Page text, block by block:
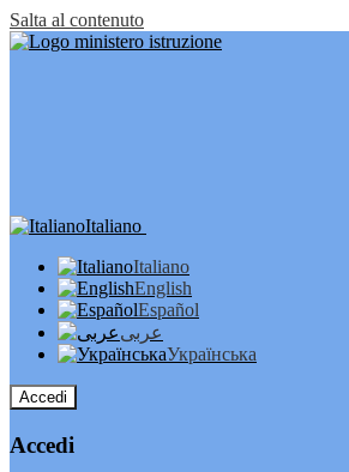
Salta al contenuto
Italiano
Italiano
English
Español
عربى
Українська
Accedi
Accedi